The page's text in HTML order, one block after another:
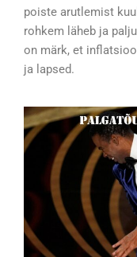
poiste arutlemist
rohkem läheb ja
on märk, et
ja lapsed.